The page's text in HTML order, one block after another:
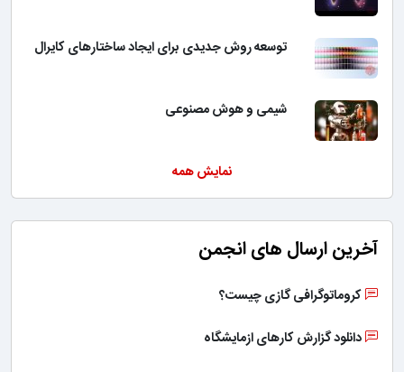
توسعه روش جدیدی برای ایجاد ساختارهای کایرال
شیمی و هوش مصنوعی
نمایش همه
آخرین ارسال های انجمن
کروماتوگرافی گازی چیست؟
دانلود گزارش کارهای ازمایشگاه